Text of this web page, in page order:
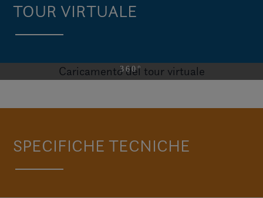
TOUR VIRTUALE
Caricamento del tour virtuale
SPECIFICHE TECNICHE